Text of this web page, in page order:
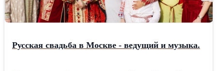
ознакомиться на сайте.
Русская свадьба в Москве - ведущий и музыка.